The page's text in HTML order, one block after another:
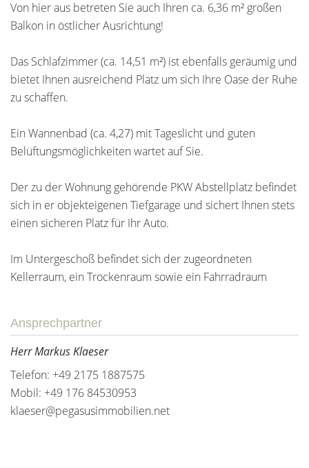
Von hier aus betreten Sie auch Ihren ca. 6,36 m² großen
Balkon in östlicher Ausrichtung!
Das Schlafzimmer (ca. 14,51 m²) ist ebenfalls geräumig und
bietet Ihnen ausreichend Platz um sich Ihre Oase der Ruhe
zu schaffen.
Ein Wannenbad (ca. 4,27) mit Tageslicht und guten
Belüftungsmöglichkeiten wartet auf Sie.
Der zu der Wohnung gehörende PKW Abstellplatz befindet
sich in er objekteigenen Tiefgarage und sichert Ihnen stets
einen sicheren Platz für Ihr Auto.
Im Untergeschoß befindet sich der zugeordneten
Kellerraum, ein Trockenraum sowie ein Fahrradraum
Ansprechpartner
Herr Markus Klaeser
Telefon: +49 2175 1887575
Mobil: +49 176 84530953
klaeser@pegasusimmobilien.net